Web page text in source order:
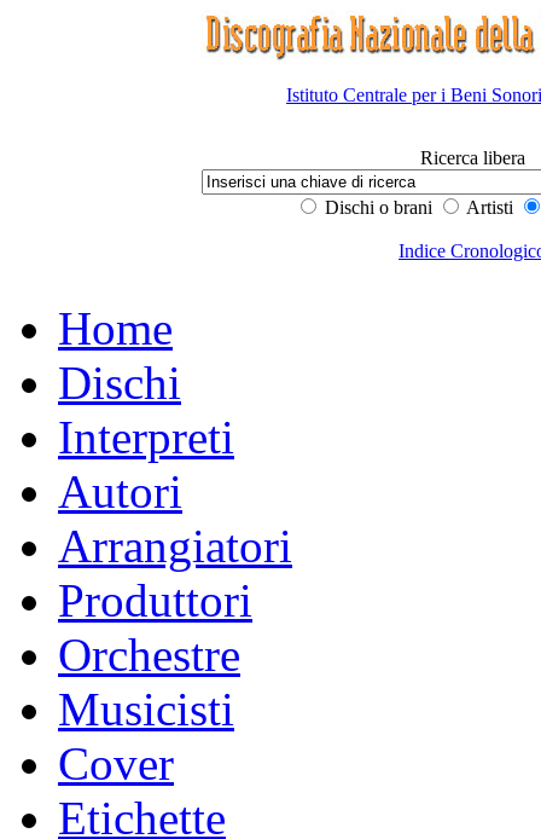
Istituto Centrale per i Beni
Ricerca libera
Dischi o brani Artisti
Indice
Home
Dischi
Interpreti
Autori
Arrangiatori
Produttori
Orchestre
Musicisti
Cover
Etichette